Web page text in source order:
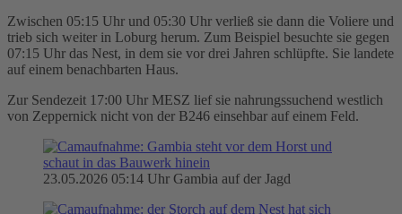
Zwischen 05:15 Uhr und 05:30 Uhr verließ sie dann die Voliere und
trieb sich weiter in Loburg herum. Zum Beispiel besuchte sie gegen
07:15 Uhr das Nest, in dem sie vor drei Jahren schlüpfte. Sie landete
auf einem benachbarten Haus.
Zur Sendezeit 17:00 Uhr MESZ lief sie nahrungssuchend westlich
von Zeppernick nicht von der B246 einsehbar auf einem Feld.
23.05.2026 05:14 Uhr Gambia auf der Jagd